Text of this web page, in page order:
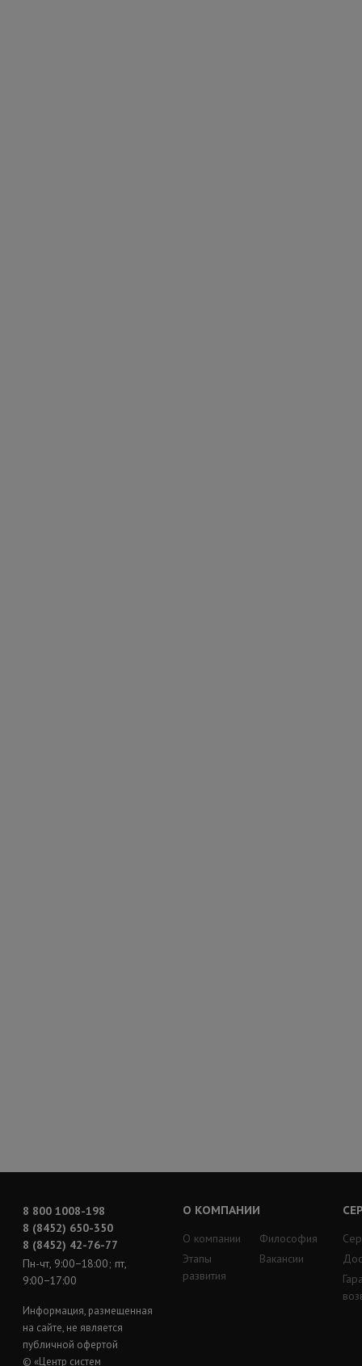
8 800 1008-198
8 (8452) 650-350
8 (8452) 42-76-77
Пн-чт, 9:00−18:00; пт,
9:00−17:00
Информация, размещенная
на сайте, не является
публичной офертой
© «Центр систем
О КОМПАНИИ
О компании
Этапы
развития
Философия
Вакансии